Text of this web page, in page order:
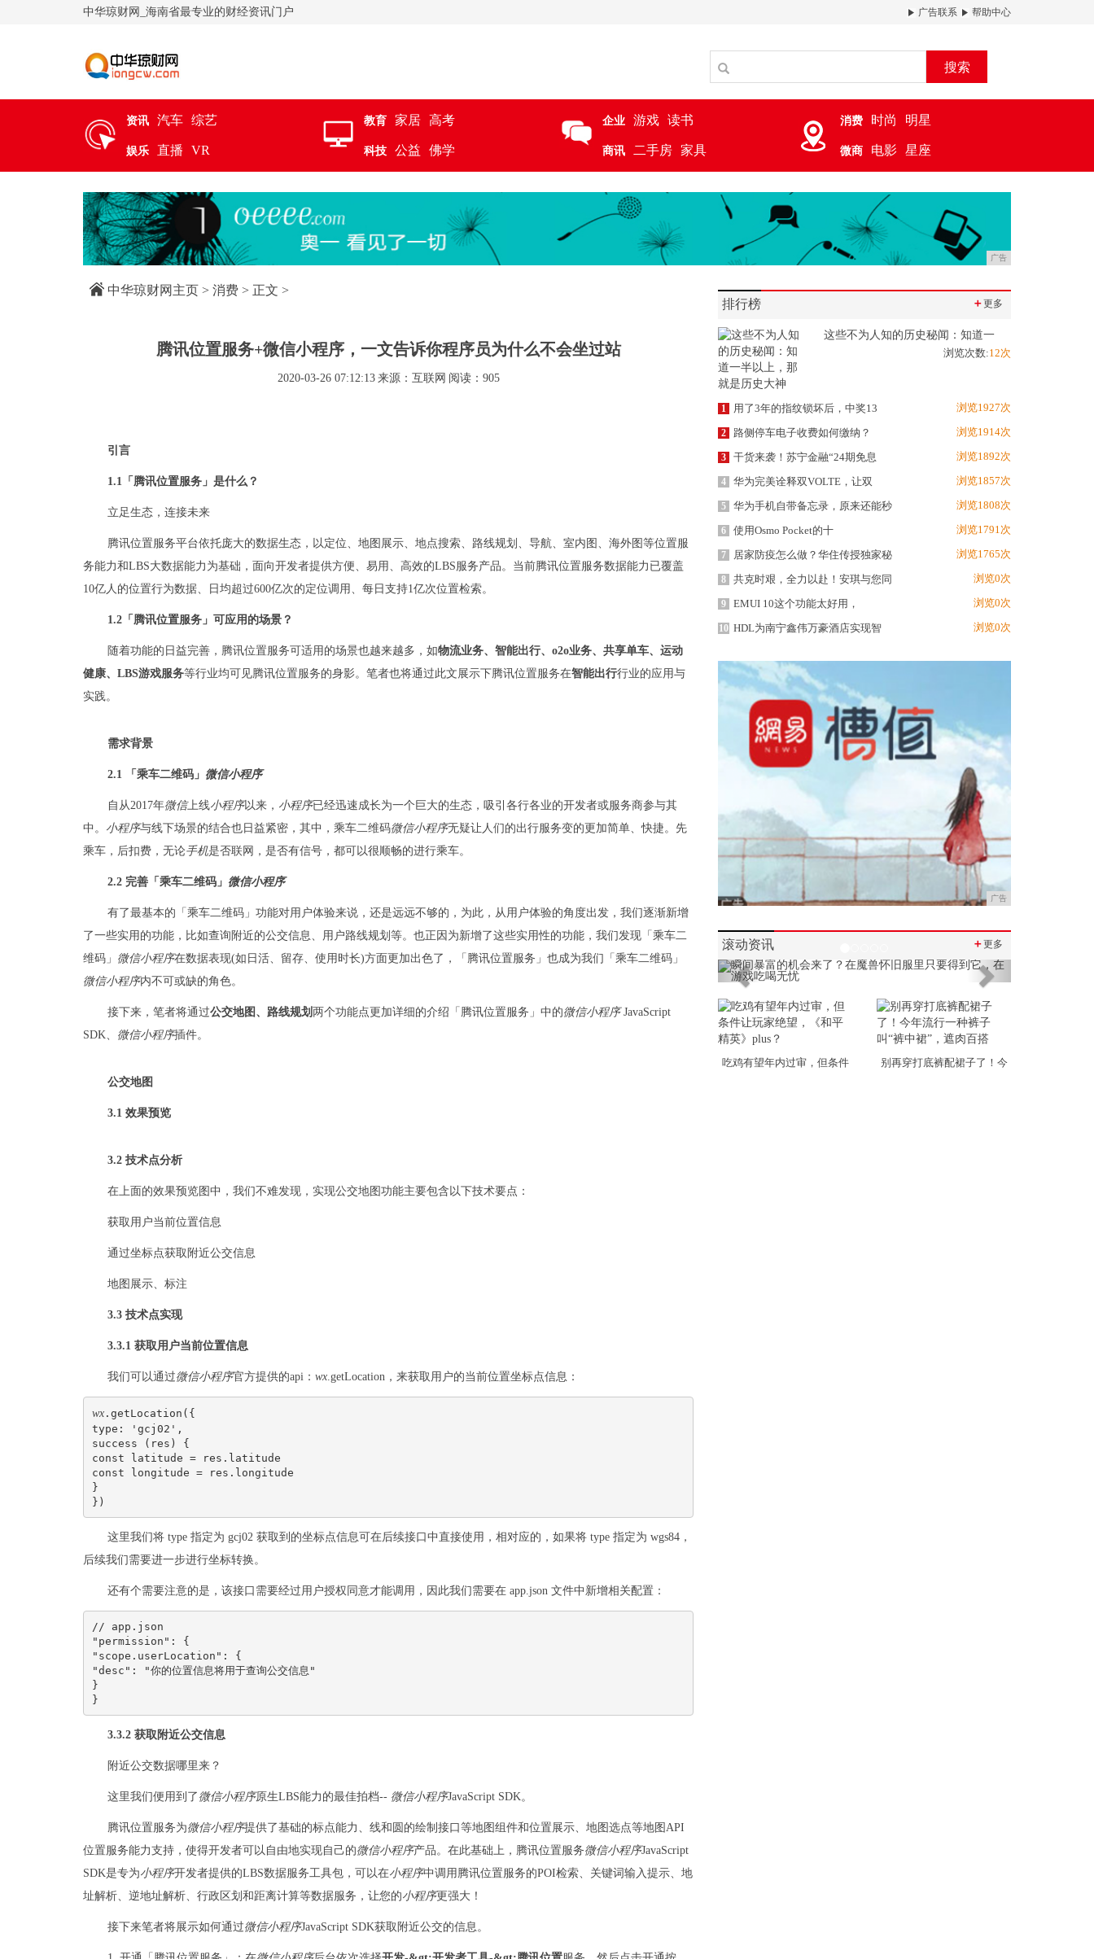
中华琼财网_海南省最专业的财经资讯门户 广告联系 帮助中心
搜索
资讯 汽车 综艺
娱乐 直播 VR
教育 家居 高考
科技 公益 佛学
企业 游戏 读书
商讯 二手房 家具
消费 时尚 明星
微商 电影 星座
广告
中华琼财网主页 > 消费 > 正文 >
腾讯位置服务+微信小程序，一文告诉你程序员为什么不会坐过站
2020-03-26 07:12:13 来源：互联网 阅读：905
引言
1.1「腾讯位置服务」是什么？
立足生态，连接未来
腾讯位置服务平台依托庞大的数据生态，以定位、地图展示、地点搜索、路线规划、导航、室内图、海外图等位置服
务能力和LBS大数据能力为基础，面向开发者提供方便、易用、高效的LBS服务产品。当前腾讯位置服务数据能力已覆盖
10亿人的位置行为数据、日均超过600亿次的定位调用、每日支持1亿次位置检索。
1.2「腾讯位置服务」可应用的场景？
随着功能的日益完善，腾讯位置服务可适用的场景也越来越多，如物流业务、智能出行、o2o业务、共享单车、运动
健康、LBS游戏服务等行业均可见腾讯位置服务的身影。笔者也将通过此文展示下腾讯位置服务在智能出行行业的应用与
实践。
需求背景
2.1 「乘车二维码」 微信小程序
自从2017年微信上线小程序以来， 小程序已经迅速成长为一个巨大的生态，吸引各行各业的开发者或服务商参与其
中。 小程序与线下场景的结合也日益紧密，其中，乘车二维码微信小程序无疑让人们的出行服务变的更加简单、快捷。先
乘车，后扣费，无论手机是否联网，是否有信号，都可以很顺畅的进行乘车。
2.2 完善「乘车二维码」 微信小程序
有了最基本的「乘车二维码」功能对用户体验来说，还是远远不够的，为此，从用户体验的角度出发，我们逐渐新增
了一些实用的功能，比如查询附近的公交信息、用户路线规划等。也正因为新增了这些实用性的功能，我们发现「乘车二
维码」 微信小程序在数据表现(如日活、留存、使用时长)方面更加出色了，「腾讯位置服务」也成为我们「乘车二维码」
微信小程序内不可或缺的角色。
接下来，笔者将通过公交地图、路线规划 两个功能点更加详细的介绍「腾讯位置服务」中的微信小程序JavaScript
SDK、 微信小程序插件。
公交地图
3.1 效果预览
3.2 技术点分析
在上面的效果预览图中，我们不难发现，实现公交地图功能主要包含以下技术要点：
获取用户当前位置信息
通过坐标点获取附近公交信息
地图展示、标注
3.3 技术点实现
3.3.1 获取用户当前位置信息
我们可以通过微信小程序官方提供的api： wx.getLocation，来获取用户的当前位置坐标点信息：
wx.getLocation({
type: 'gcj02',
success (res) {
const latitude = res.latitude
const longitude = res.longitude
}
})
这里我们将 type 指定为 gcj02 获取到的坐标点信息可在后续接口中直接使用，相对应的，如果将 type 指定为 wgs84，
后续我们需要进一步进行坐标转换。
还有个需要注意的是，该接口需要经过用户授权同意才能调用，因此我们需要在 app.json 文件中新增相关配置：
// app.json
"permission": {
"scope.userLocation": {
"desc": "你的位置信息将用于查询公交信息"
}
}
3.3.2 获取附近公交信息
附近公交数据哪里来？
这里我们便用到了 微信小程序原生LBS能力的最佳拍档-- 微信小程序JavaScript SDK。
腾讯位置服务为微信小程序提供了基础的标点能力、线和圆的绘制接口等地图组件和位置展示、地图选点等地图API
位置服务能力支持，使得开发者可以自由地实现自己的微信小程序产品。在此基础上，腾讯位置服务微信小程序JavaScript
SDK是专为小程序开发者提供的LBS数据服务工具包，可以在小程序中调用腾讯位置服务的POI检索、关键词输入提示、地
址解析、逆地址解析、行政区划和距离计算等数据服务，让您的小程序更强大！
接下来笔者将展示如何通过微信小程序JavaScript SDK获取附近公交的信息。
排行榜 ＋更多
这些不为人知的历史秘闻：知道一
浏览次数:12次
1 用了3年的指纹锁坏后，中奖13 浏览1927次
2 路侧停车电子收费如何缴纳？ 浏览1914次
3 干货来袭！苏宁金融“24期免息 浏览1892次
4 华为完美诠释双VOLTE，让双 浏览1857次
5 华为手机自带备忘录，原来还能秒 浏览1808次
6 使用Osmo Pocket的十 浏览1791次
7 居家防疫怎么做？华住传授独家秘 浏览1765次
8 共克时艰，全力以赴！安琪与您同 浏览0次
9 EMUI 10这个功能太好用， 浏览0次
10 HDL为南宁鑫伟万豪酒店实现智 浏览0次
广告
滚动资讯 ＋更多
Previous Next
吃鸡有望年内过审，但条件 别再穿打底裤配裙子了！今